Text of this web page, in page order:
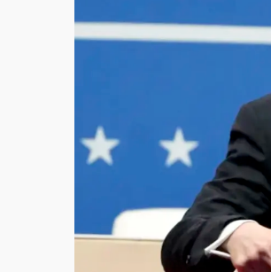
台東農業處長涉圖利渡假
父親節泡湯了！中颱白